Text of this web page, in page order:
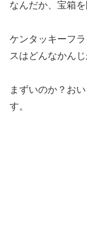
なんだか、宝箱
ケンタッキーフ
スはどんなかんじ
まずいのか？お
す。